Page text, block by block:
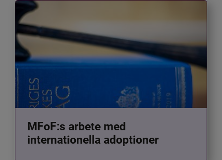
MFoF:s arbete med
internationella adoptioner